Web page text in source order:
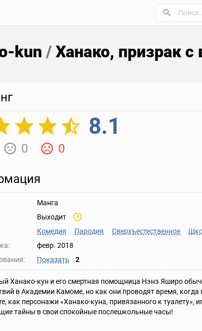
kun / Ханако, призрак
8.1
0 0
Манга
Выходит
Комедия Пародия Сверхъестественное
февр. 2018
Показать 2
Ханако-кун и его смертная помощница Нэнэ Яширо
в Академии Камоме, но как они проводят время, когда
как персонажи «Ханако-куна, привязанного к
тайны в свои спокойные послешкольные часы!